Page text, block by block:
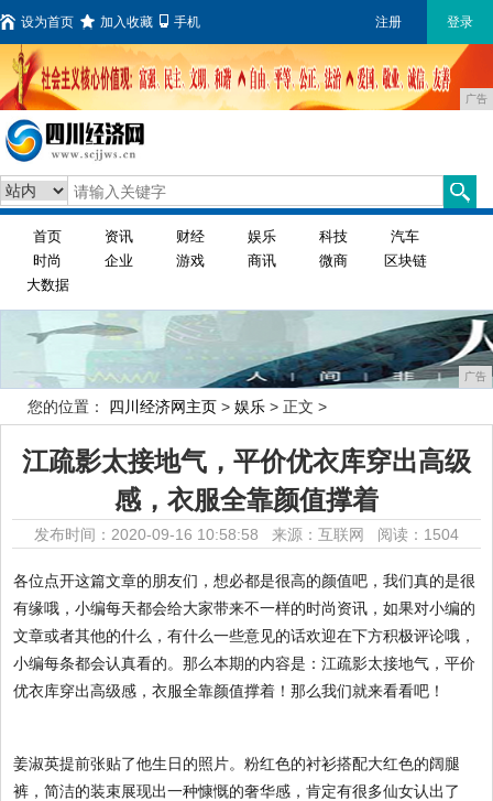
设为首页 加入收藏 手机 注册 登录
广告
首页 资讯 财经 娱乐 科技
汽车
时尚
企业 游戏 商讯 微商
区块链
大数据
广告
您的位置： 四川经济网主页 > 娱乐 > 正文 >
江疏影太接地气，平价优衣库穿出高级
感，衣服全靠颜值撑着
发布时间：2020-09-16 10:58:58 来源：互联网 阅读：1504
各位点开这篇文章的朋友们，想必都是很高的颜值吧，我们真的是很
有缘哦，小编每天都会给大家带来不一样的时尚资讯，如果对小编的
文章或者其他的什么，有什么一些意见的话欢迎在下方积极评论哦，
小编每条都会认真看的。那么本期的内容是：江疏影太接地气，平价
优衣库穿出高级感，衣服全靠颜值撑着！那么我们就来看看吧！
姜淑英提前张贴了他生日的照片。粉红色的衬衫搭配大红色的阔腿
裤，简洁的装束展现出一种慷慨的奢华感，肯定有很多仙女认出了